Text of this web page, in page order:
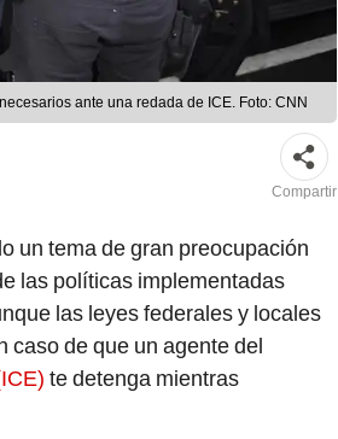
ante una redada de ICE. Foto: CNN
Compartir
un tema de gran preocupación
las políticas implementadas
las leyes federales y locales
caso de que un agente del
te detenga mientras